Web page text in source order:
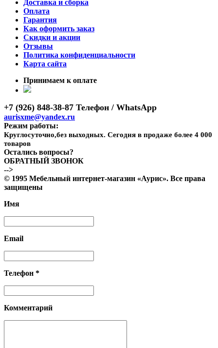
Доставка и сборка
Оплата
Гарантия
Как оформить заказ
Скидки и акции
Отзывы
Политика конфиденциальности
Карта сайта
Принимаем к оплате
+7 (926) 848-38-87 Телефон / WhatsApp
aurisxme@yandex.ru
Режим работы:
Круглосуточно,без выходных. Сегодня в продаже более 4 000
товаров
Остались вопросы?
ОБРАТНЫЙ ЗВОНОК
-->
© 1995 Мебельный интернет-магазин «Аурис». Все права
защищены
Имя
Email
Телефон *
Комментарий